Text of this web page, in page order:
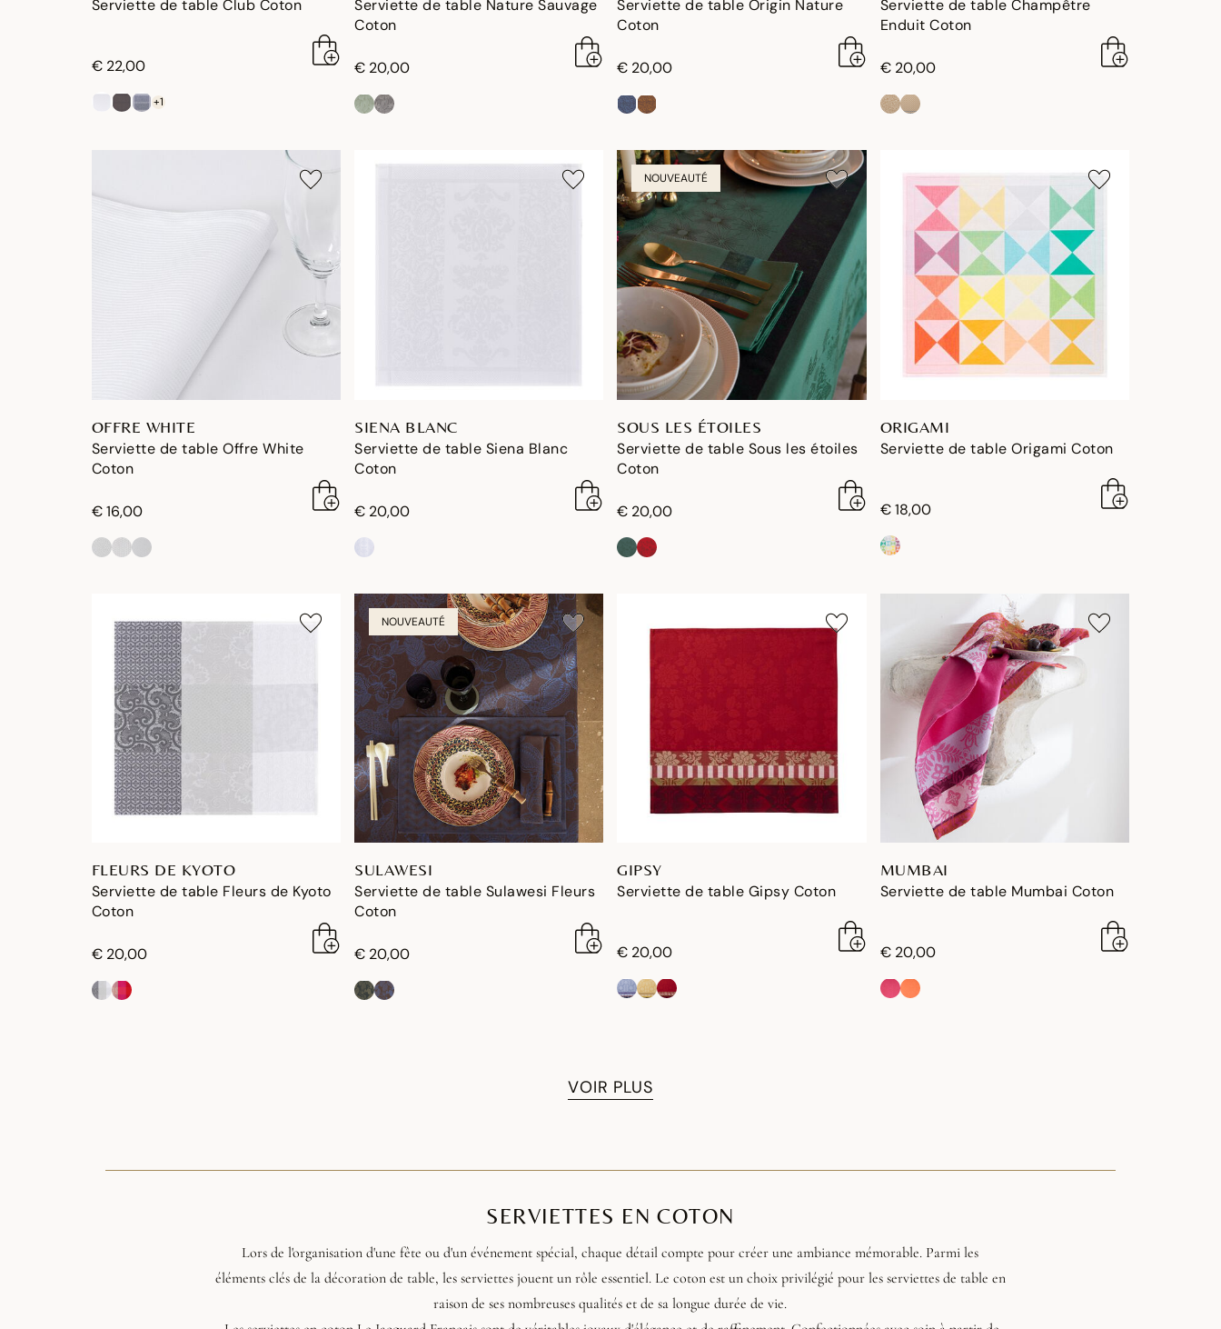
Serviette de table Club Coton
€ 22,00
+1
Serviette de table Nature Sauvage
Coton
€ 20,00
Serviette de table Origin Nature
Coton
€ 20,00
Serviette de table Champêtre
Enduit Coton
€ 20,00
OFFRE WHITE
Serviette de table Offre White
Coton
€ 16,00
SIENA BLANC
Serviette de table Siena Blanc
Coton
€ 20,00
NOUVEAUTÉ
SOUS LES ÉTOILES
Serviette de table Sous les étoiles
Coton
€ 20,00
ORIGAMI
Serviette de table Origami Coton
€ 18,00
FLEURS DE KYOTO
Serviette de table Fleurs de Kyoto
Coton
€ 20,00
NOUVEAUTÉ
SULAWESI
Serviette de table Sulawesi Fleurs
Coton
€ 20,00
GIPSY
Serviette de table Gipsy Coton
€ 20,00
MUMBAI
Serviette de table Mumbai Coton
€ 20,00
VOIR PLUS
SERVIETTES EN COTON
Lors de l'organisation d'une fête ou d'un événement spécial, chaque détail compte pour créer une ambiance mémorable. Parmi les
éléments clés de la décoration de table, les serviettes jouent un rôle essentiel. Le coton est un choix privilégié pour les serviettes de table en
raison de ses nombreuses qualités et de sa longue durée de vie.